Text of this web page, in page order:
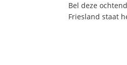
Bel deze ochtend
Friesland staat